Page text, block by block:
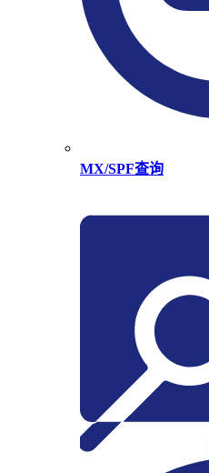
MX/SPF查询